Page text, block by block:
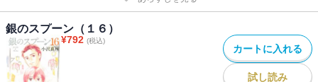
銀のスプーン（１６）
¥792 (税込)
カートに入れる
試し読み